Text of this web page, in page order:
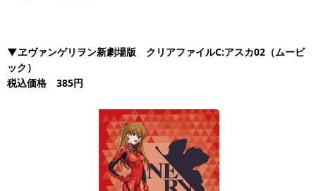
▼ヱヴァンゲリヲン新劇場版 クリアファイルC:アスカ02（ムービ
ック）
税込価格 385円